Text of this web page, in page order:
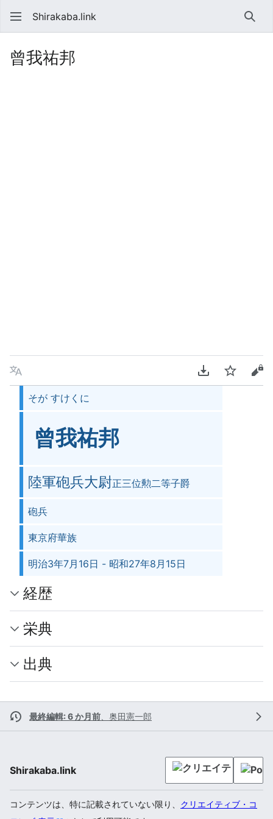
Shirakaba.link 検索
曾我祐邦
言語 PDFをダウンロ
ウォッチソ
そが すけくに
曾我祐󠄀邦󠄁
陸軍砲兵大尉正三位勲二等子爵
砲兵
東京府華族
明治3年7月16日 - 昭和27年8月15日
経歴
栄典
出典
最終編輯: 6 か月前 奥田憲一郎
Shirakaba.link
コンテンツは、特に記載されていない限り、 クリエイティブ・コ